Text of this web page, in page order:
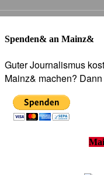
Spenden& an Mainz&
Guter Journalismus
Mainz& machen?